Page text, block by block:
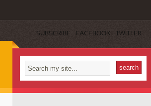
SUBSCRIBE FACEBOOK TWITTER